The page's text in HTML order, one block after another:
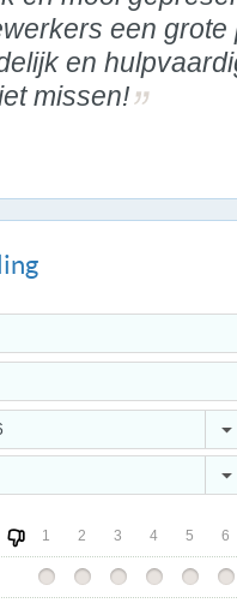
een
en
missen!
1 2 3 4 5 6